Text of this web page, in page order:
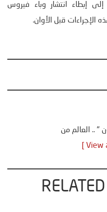
إلى إبطاء انتشار وباء فيروس
الإجراءات قبل الأوان.
" .. العالم من